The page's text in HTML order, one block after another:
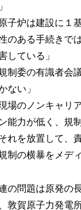
原子炉は建設に１
のある手続きで
している」
規制委の有識者会
ない」
現場のノンキャリ
能力が低く、規
れを放置して、
規制の横暴をメデ
の問題は原発の
敦賀原子力発電